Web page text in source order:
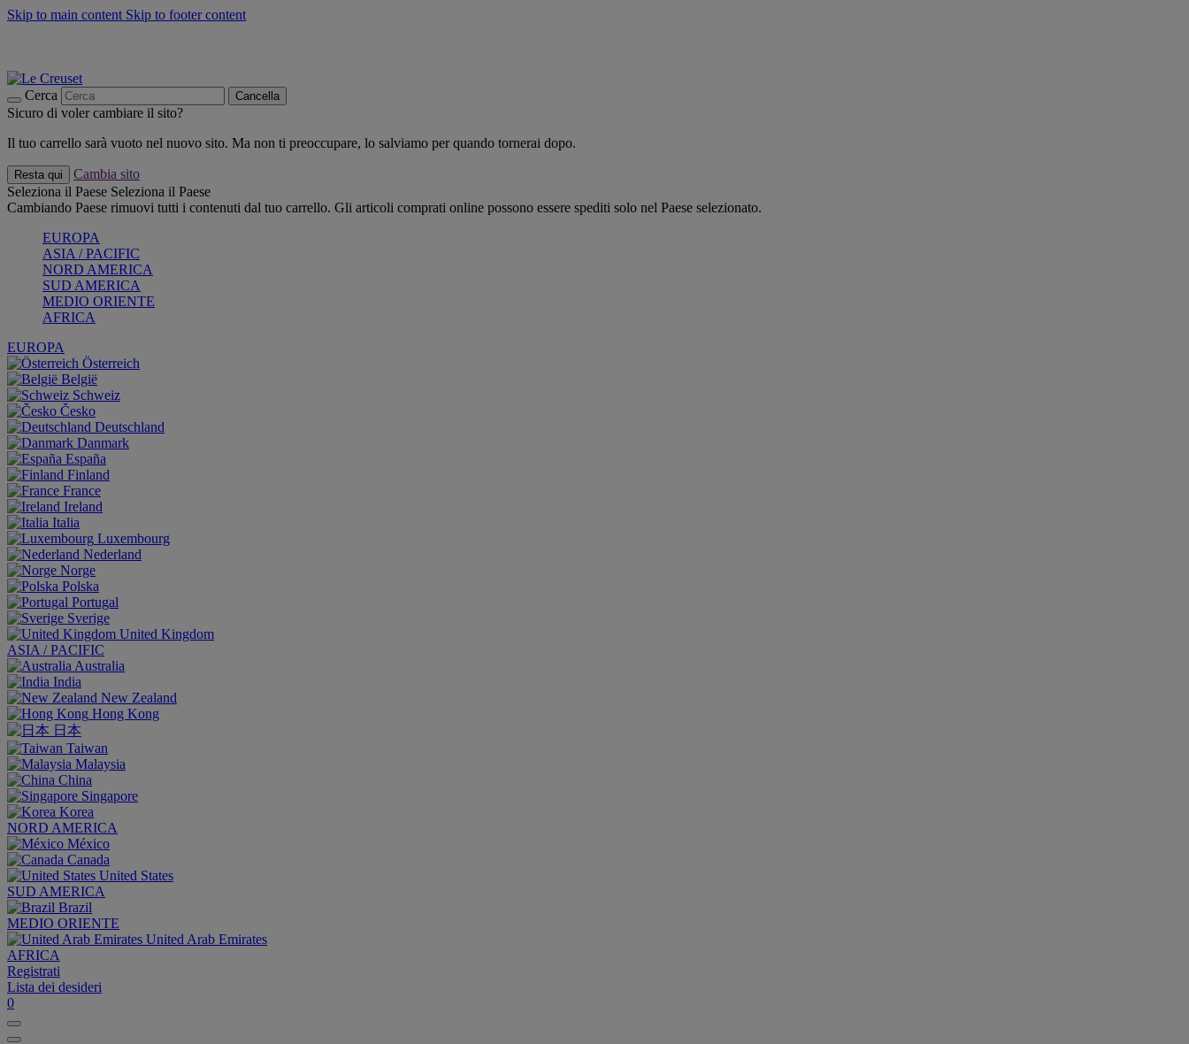
Skip to main content Skip to footer content
Cerca Cancella
Sicuro di voler cambiare il sito?
Il tuo carrello sarà vuoto nel nuovo sito. Ma non ti preoccupare, lo salviamo per quando tornerai dopo.
Resta qui
Cambia sito
Seleziona il Paese Seleziona il Paese
Cambiando Paese rimuovi tutti i contenuti dal tuo carrello. Gli articoli comprati online possono essere spediti solo nel Paese selezionato.
EUROPA
ASIA / PACIFIC
NORD AMERICA
SUD AMERICA
MEDIO ORIENTE
AFRICA
EUROPA
Österreich
België
Schweiz
Česko
Deutschland
Danmark
España
Finland
France
Ireland
Italia
Luxembourg
Nederland
Norge
Polska
Portugal
Sverige
United Kingdom
ASIA / PACIFIC
Australia
India
New Zealand
Hong Kong
日本
Taiwan
Malaysia
China
Singapore
Korea
NORD AMERICA
México
Canada
United States
SUD AMERICA
Brazil
MEDIO ORIENTE
United Arab Emirates
AFRICA
Registrati
Lista dei desideri
0